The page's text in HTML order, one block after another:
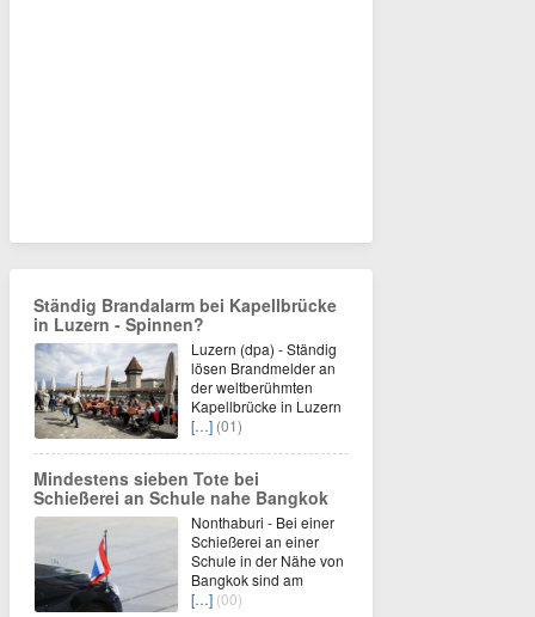
Ständig Brandalarm bei Kapellbrücke
in Luzern - Spinnen?
Luzern (dpa) - Ständig
lösen Brandmelder an
der weltberühmten
Kapellbrücke in Luzern
[…] (01)
Mindestens sieben Tote bei
Schießerei an Schule nahe Bangkok
Nonthaburi - Bei einer
Schießerei an einer
Schule in der Nähe von
Bangkok sind am
[…] (00)